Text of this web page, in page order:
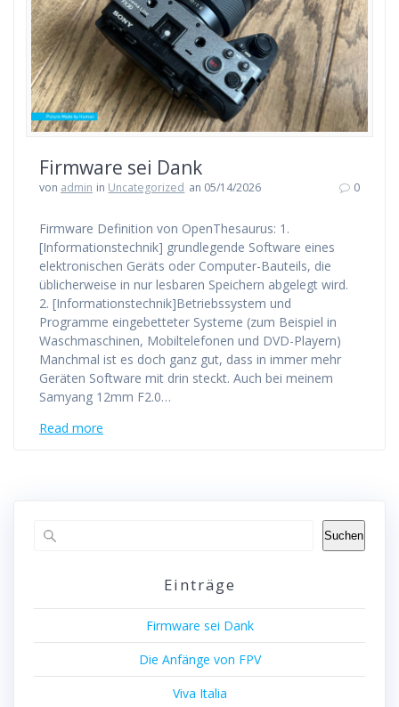
Firmware sei Dank
von admin in Uncategorized an 05/14/2026 0
Firmware Definition von OpenThesaurus: 1.
[Informationstechnik] grundlegende Software eines
elektronischen Geräts oder Computer-Bauteils, die
üblicherweise in nur lesbaren Speichern abgelegt wird.
2. [Informationstechnik]Betriebssystem und
Programme eingebetteter Systeme (zum Beispiel in
Waschmaschinen, Mobiltelefonen und DVD-Playern)
Manchmal ist es doch ganz gut, dass in immer mehr
Geräten Software mit drin steckt. Auch bei meinem
Samyang 12mm F2.0…
Read more
Suchen
Einträge
Firmware sei Dank
Die Anfänge von FPV
Viva Italia